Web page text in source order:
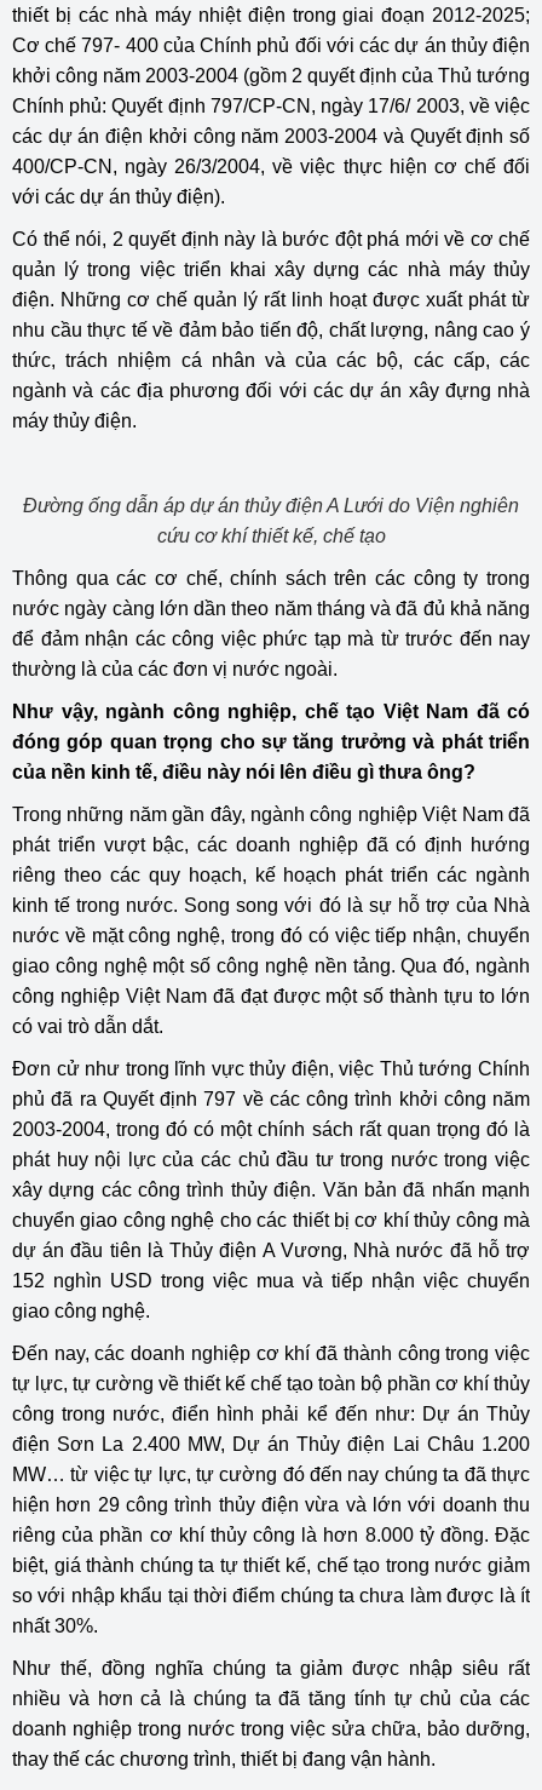
thiết bị các nhà máy nhiệt điện trong giai đoạn 2012-2025;
Cơ chế 797- 400 của Chính phủ đối với các dự án thủy điện
khởi công năm 2003-2004 (gồm 2 quyết định của Thủ tướng
Chính phủ: Quyết định 797/CP-CN, ngày 17/6/ 2003, về việc
các dự án điện khởi công năm 2003-2004 và Quyết định số
400/CP-CN, ngày 26/3/2004, về việc thực hiện cơ chế đối
với các dự án thủy điện).
Có thể nói, 2 quyết định này là bước đột phá mới về cơ chế
quản lý trong việc triển khai xây dựng các nhà máy thủy
điện. Những cơ chế quản lý rất linh hoạt được xuất phát từ
nhu cầu thực tế về đảm bảo tiến độ, chất lượng, nâng cao ý
thức, trách nhiệm cá nhân và của các bộ, các cấp, các
ngành và các địa phương đối với các dự án xây đựng nhà
máy thủy điện.
Đường ống dẫn áp dự án thủy điện A Lưới do Viện nghiên
cứu cơ khí thiết kế, chế tạo
Thông qua các cơ chế, chính sách trên các công ty trong
nước ngày càng lớn dần theo năm tháng và đã đủ khả năng
để đảm nhận các công việc phức tạp mà từ trước đến nay
thường là của các đơn vị nước ngoài.
Như vậy, ngành công nghiệp, chế tạo Việt Nam đã có
đóng góp quan trọng cho sự tăng trưởng và phát triển
của nền kinh tế, điều này nói lên điều gì thưa ông?
Trong những năm gần đây, ngành công nghiệp Việt Nam đã
phát triển vượt bậc, các doanh nghiệp đã có định hướng
riêng theo các quy hoạch, kế hoạch phát triển các ngành
kinh tế trong nước. Song song với đó là sự hỗ trợ của Nhà
nước về mặt công nghệ, trong đó có việc tiếp nhận, chuyển
giao công nghệ một số công nghệ nền tảng. Qua đó, ngành
công nghiệp Việt Nam đã đạt được một số thành tựu to lớn
có vai trò dẫn dắt.
Đơn cử như trong lĩnh vực thủy điện, việc Thủ tướng Chính
phủ đã ra Quyết định 797 về các công trình khởi công năm
2003-2004, trong đó có một chính sách rất quan trọng đó là
phát huy nội lực của các chủ đầu tư trong nước trong việc
xây dựng các công trình thủy điện. Văn bản đã nhấn mạnh
chuyển giao công nghệ cho các thiết bị cơ khí thủy công mà
dự án đầu tiên là Thủy điện A Vương, Nhà nước đã hỗ trợ
152 nghìn USD trong việc mua và tiếp nhận việc chuyển
giao công nghệ.
Đến nay, các doanh nghiệp cơ khí đã thành công trong việc
tự lực, tự cường về thiết kế chế tạo toàn bộ phần cơ khí thủy
công trong nước, điển hình phải kể đến như: Dự án Thủy
điện Sơn La 2.400 MW, Dự án Thủy điện Lai Châu 1.200
MW… từ việc tự lực, tự cường đó đến nay chúng ta đã thực
hiện hơn 29 công trình thủy điện vừa và lớn với doanh thu
riêng của phần cơ khí thủy công là hơn 8.000 tỷ đồng. Đặc
biệt, giá thành chúng ta tự thiết kế, chế tạo trong nước giảm
so với nhập khẩu tại thời điểm chúng ta chưa làm được là ít
nhất 30%.
Như thế, đồng nghĩa chúng ta giảm được nhập siêu rất
nhiều và hơn cả là chúng ta đã tăng tính tự chủ của các
doanh nghiệp trong nước trong việc sửa chữa, bảo dưỡng,
thay thế các chương trình, thiết bị đang vận hành.